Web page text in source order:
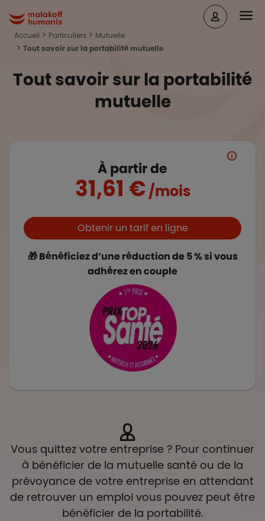
Malakoff Humanis Accueil
Accueil Particuliers
Mutuelle
Tout savoir sur la portabilité mutuelle
Tout savoir sur la portabilité
mutuelle
À partir de
31,61 €/mois
Boutons et liensObtenir un tarif en ligne
🎁 Bénéficiez d’une réduction de 5 % si vous
adhérez en couple
Vous quittez votre entreprise ? Pour continuer
à bénéficier de la mutuelle santé ou de la
prévoyance de votre entreprise en attendant
de retrouver un emploi vous pouvez peut être
bénéficier de la portabilité.